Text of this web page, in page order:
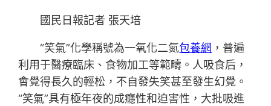
國民日報記者 張天培
“笑氣”化學稱號為一氧化二氮包養網 ，普遍
利用于醫療臨床、食物加工等範疇。人吸食后，
會覺得長久的輕松，不自發失笑甚至發生幻覺。
“笑氣”具有極年夜的成癮性和迫害性，大批吸進